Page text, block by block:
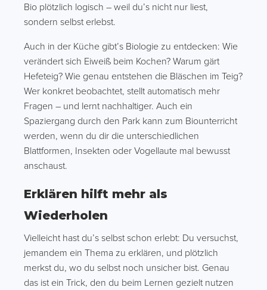
Bio plötzlich logisch – weil du’s nicht nur liest,
sondern selbst erlebst.
Auch in der Küche gibt’s Biologie zu entdecken: Wie
verändert sich Eiweiß beim Kochen? Warum gärt
Hefeteig? Wie genau entstehen die Bläschen im Teig?
Wer konkret beobachtet, stellt automatisch mehr
Fragen – und lernt nachhaltiger. Auch ein
Spaziergang durch den Park kann zum Biounterricht
werden, wenn du dir die unterschiedlichen
Blattformen, Insekten oder Vogellaute mal bewusst
anschaust.
Erklären hilft mehr als
Wiederholen
Vielleicht hast du’s selbst schon erlebt: Du versuchst,
jemandem ein Thema zu erklären, und plötzlich
merkst du, wo du selbst noch unsicher bist. Genau
das ist ein Trick, den du beim Lernen gezielt nutzen